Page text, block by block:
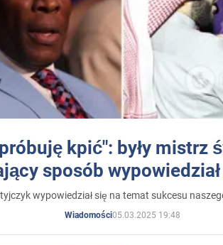
kpić": były mistrz
sposób
wypowiedział się na temat sukcesu
Wiadomości05.03.2025 19:48